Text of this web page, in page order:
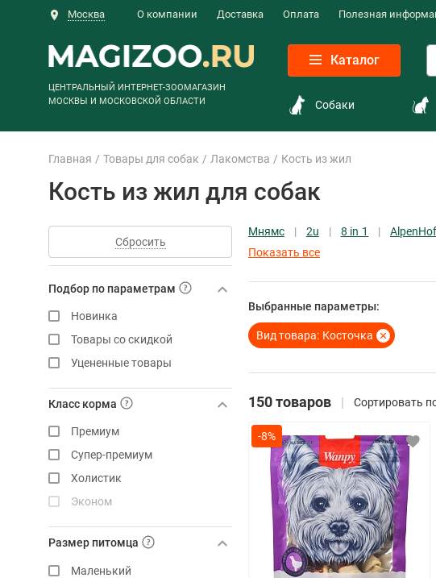
Москва О компании Доставка Оплата Полезная
ЦЕНТРАЛЬНЫЙ ИНТЕРНЕТ-ЗООМАГАЗИН
МОСКВЫ И МОСКОВСКОЙ ОБЛАСТИ
Каталог
Собаки
Главная Товары для собак Лакомства Кость из жил
Кость из жил для собак
Сбросить
Подбор по параметрам
Новинка
Товары со скидкой
Уцененные товары
Класс корма
Премиум
Супер-премиум
Холистик
Эконом
Размер питомца
Маленький
Мнямс 2u 8 in 1 AlpenHof
Показать все
Выбранные параметры:
Вид товара: Косточка
150 товаров Сортировать
-8%